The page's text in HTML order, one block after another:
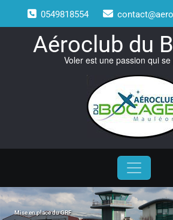
content
0549818554
Aéroclub du
Voler est une passion qui
Mise en place du GRF